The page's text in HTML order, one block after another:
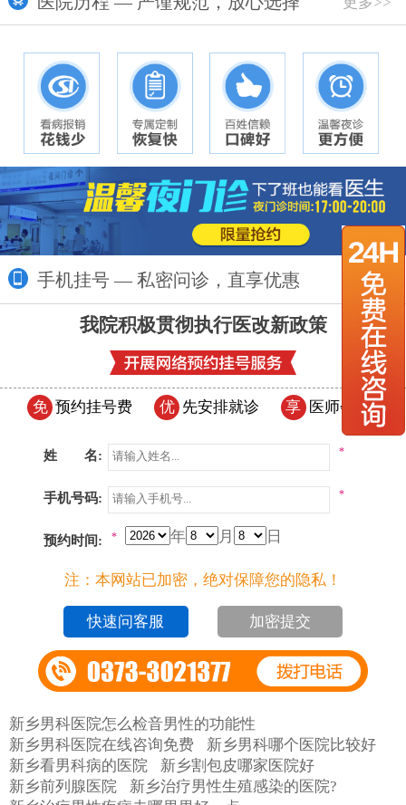
手机挂号 — 私密问诊，直享优惠 更多>>
我院积极贯彻执行医改新政策
免 预约挂号费 优 先安排就诊 享 医师会诊
姓 名: *
手机号码: *
预约时间: 年 月 日
*
注：本网站已加密，绝对保障您的隐私！
加密提交
新乡男科医院怎么检音男性的功能性
新乡男科医院在线咨询免费
新乡男科哪个医院比较好
新乡看男科病的医院
新乡割包皮哪家医院好
新乡前列腺医院
新乡治疗男性生殖感染的医院?